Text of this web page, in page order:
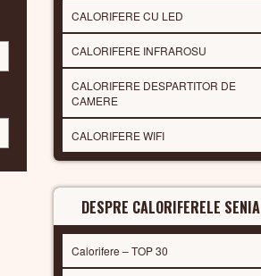
CALORIFERE CU LED
CALORIFERE INFRAROSU
CALORIFERE DESPARTITOR DE
CAMERE
CALORIFERE WIFI
DESPRE CALORIFERELE SENIA
Calorifere – TOP 30